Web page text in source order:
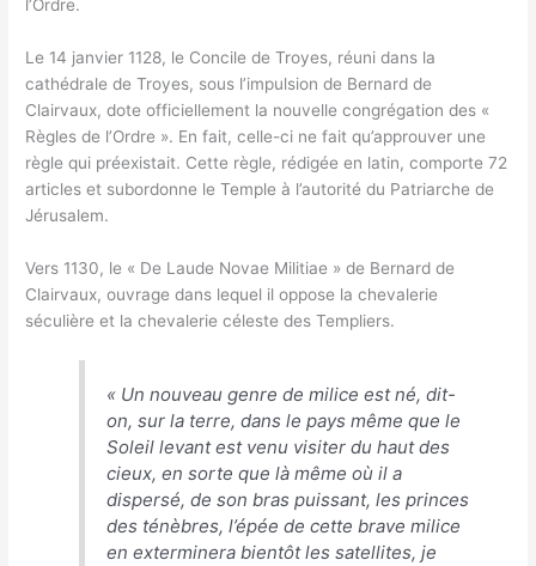
l’Ordre.
Le 14 janvier 1128, le Concile de Troyes, réuni dans la
cathédrale de Troyes, sous l’impulsion de Bernard de
Clairvaux, dote officiellement la nouvelle congrégation des «
Règles de l’Ordre ». En fait, celle-ci ne fait qu’approuver une
règle qui préexistait. Cette règle, rédigée en latin, comporte 72
articles et subordonne le Temple à l’autorité du Patriarche de
Jérusalem.
Vers 1130, le « De Laude Novae Militiae » de Bernard de
Clairvaux, ouvrage dans lequel il oppose la chevalerie
séculière et la chevalerie céleste des Templiers.
« Un nouveau genre de milice est né, dit-
on, sur la terre, dans le pays même que le
Soleil levant est venu visiter du haut des
cieux, en sorte que là même où il a
dispersé, de son bras puissant, les princes
des ténèbres, l’épée de cette brave milice
en exterminera bientôt les satellites, je